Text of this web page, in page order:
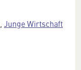
Junge Wirtschaft